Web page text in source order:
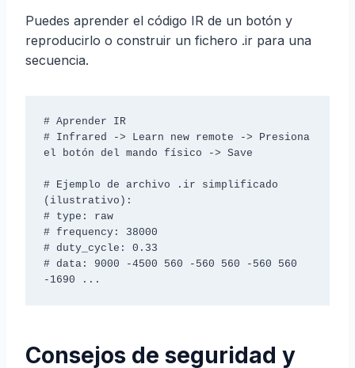
Puedes aprender el código IR de un botón y
reproducirlo o construir un fichero .ir para una
secuencia.
# Aprender IR
# Infrared -> Learn new remote -> Presiona
el botón del mando físico -> Save
# Ejemplo de archivo .ir simplificado
(ilustrativo):
# type: raw
# frequency: 38000
# duty_cycle: 0.33
# data: 9000 -4500 560 -560 560 -560 560
Consejos de seguridad y